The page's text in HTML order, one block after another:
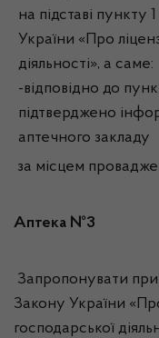
на підставі пункту
України «Про
діяльності», а саме:
-відповідно до
підтверджено
аптечного закладу
за місцем
Аптека №3
Запропонувати
Закону України
господарської